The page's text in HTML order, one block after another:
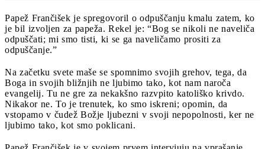
Papež Frančišek je spregovoril o odpuščanju kmalu zatem, ko
je bil izvoljen za papeža. Rekel je: “Bog se nikoli ne naveliča
odpuščati; mi smo tisti, ki se ga naveličamo prositi za
odpuščanje.”
Na začetku svete maše se spomnimo svojih grehov, tega, da
Boga in svojih bližnjih ne ljubimo tako, kot nam naroča
evangelij. Tu ne gre za nekakšno razvpito katoliško krivdo.
Nikakor ne. To je trenutek, ko smo iskreni; opomin, da
vstopamo v čudež Božje ljubezni v svoji nepopolnosti, ker ne
ljubimo tako, kot smo poklicani.